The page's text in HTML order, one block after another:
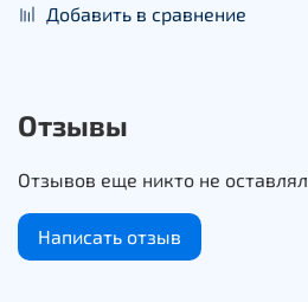
Добавить в сравнение
Отзывы
Отзывов еще никто не оставлял
Написать отзыв